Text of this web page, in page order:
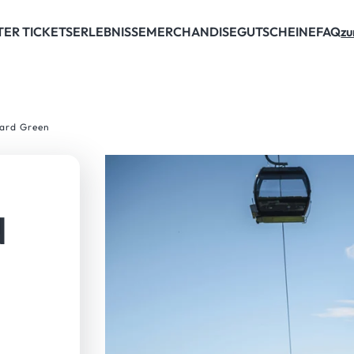
TICKETSERLEBNISSEMERCHANDISEGUTSCHEINEFAQ
Green